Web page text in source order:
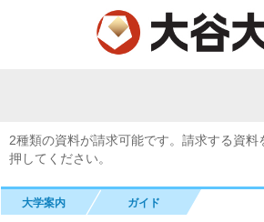
2種類の資料が請求可能です。請求する資料
押してください。
大学案内 ガイド